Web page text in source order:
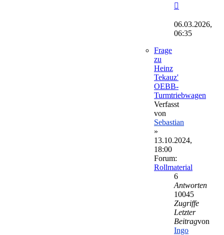
Beitrag
06.03.2026,
06:35
Frage
zu
Heinz
Tekauz'
OEBB-
Turmtriebwagen
Verfasst
von
Sebastian
»
13.10.2024,
18:00
Forum:
Rollmaterial
6
Antworten
10045
Zugriffe
Letzter
Beitragvon
Ingo